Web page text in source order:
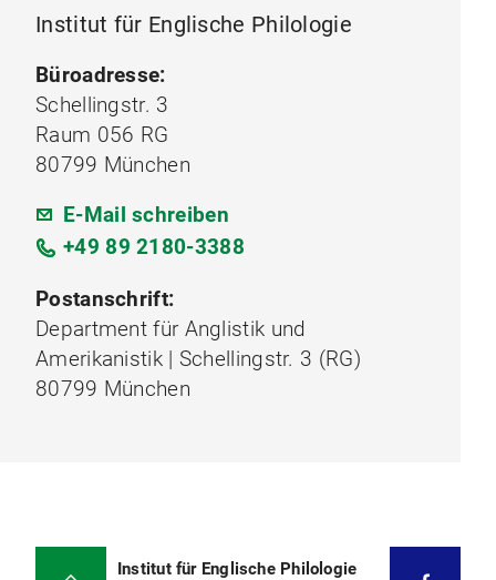
Institut für Englische Philologie
Büroadresse:
Schellingstr. 3
Raum 056 RG
80799 München
E-Mail schreiben
+49 89 2180-3388
Postanschrift:
Department für Anglistik und
Amerikanistik | Schellingstr. 3 (RG)
80799 München
Institut für Englische Philologie